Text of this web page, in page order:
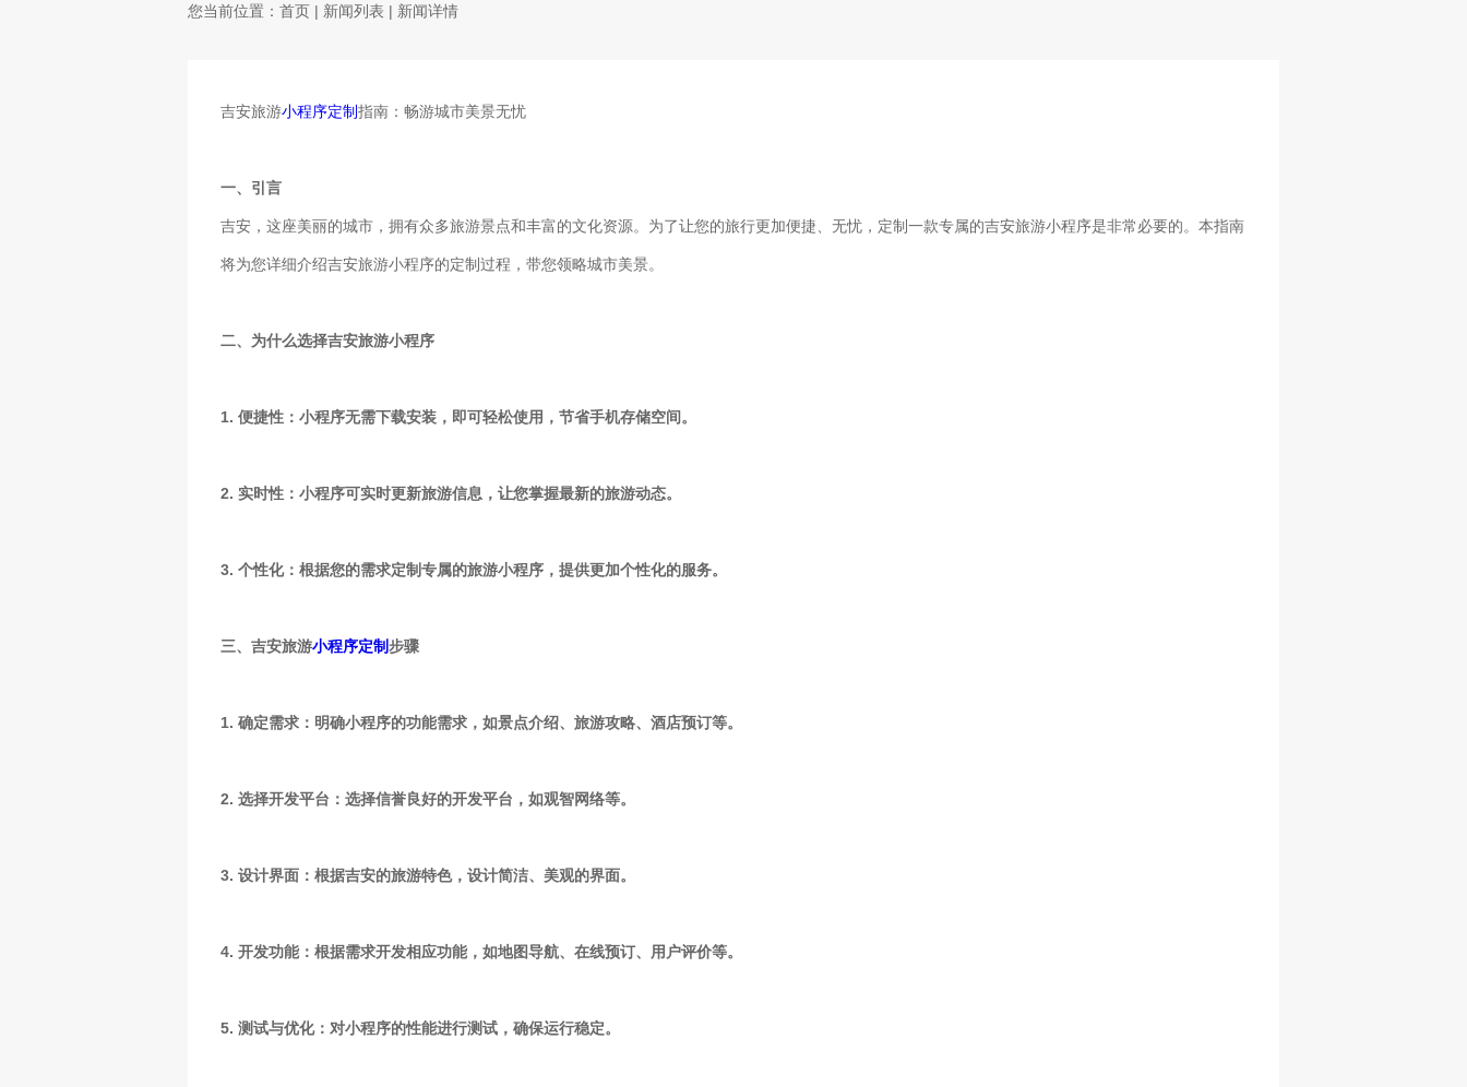
您当前位置： 首页 | 新闻列表 | 新闻详情
吉安旅游小程序定制指南：畅游城市美景无忧
一、引言
吉安，这座美丽的城市，拥有众多旅游景点和丰富的文化资源。为了让您的旅行更加便捷、无忧，定制一款专属的吉安旅游小程序是非常必要的。本指南
将为您详细介绍吉安旅游小程序的定制过程，带您领略城市美景。
二、为什么选择吉安旅游小程序
1. 便捷性：小程序无需下载安装，即可轻松使用，节省手机存储空间。
2. 实时性：小程序可实时更新旅游信息，让您掌握最新的旅游动态。
3. 个性化：根据您的需求定制专属的旅游小程序，提供更加个性化的服务。
三、吉安旅游小程序定制步骤
1. 确定需求：明确小程序的功能需求，如景点介绍、旅游攻略、酒店预订等。
2. 选择开发平台：选择信誉良好的开发平台，如观智网络等。
3. 设计界面：根据吉安的旅游特色，设计简洁、美观的界面。
4. 开发功能：根据需求开发相应功能，如地图导航、在线预订、用户评价等。
5. 测试与优化：对小程序的性能进行测试，确保运行稳定。